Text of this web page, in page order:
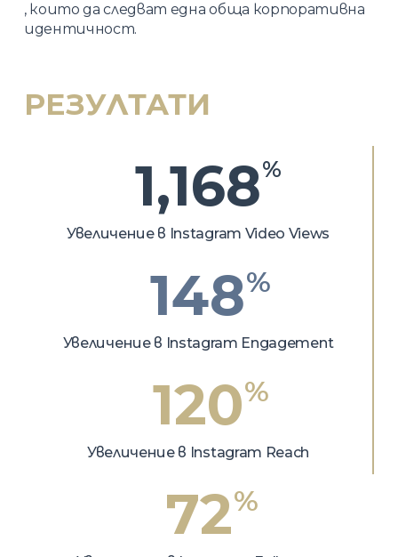
, които да следват една обща корпоративна
идентичност.
РЕЗУЛТАТИ
1,168%
Увеличение в Instagram Video Views
148%
Увеличение в Instagram Engagement
120%
Увеличение в Instagram Reach
72%